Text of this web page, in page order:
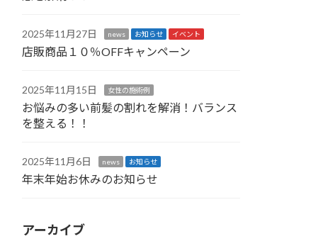
2025年11月27日 news お知らせ イベント
店販商品１０％OFFキャンペーン
2025年11月15日 女性の施術例
お悩みの多い前髪の割れを解消！バランス
を整える！！
2025年11月6日 news お知らせ
年末年始お休みのお知らせ
アーカイブ